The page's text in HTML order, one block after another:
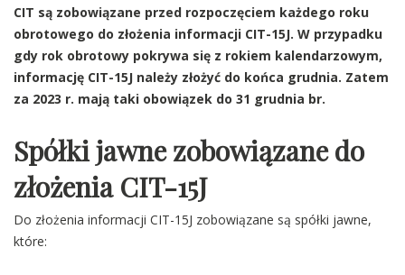
CIT są zobowiązane przed rozpoczęciem każdego roku
obrotowego do złożenia informacji CIT-15J. W przypadku
gdy rok obrotowy pokrywa się z rokiem kalendarzowym,
informację CIT-15J należy złożyć do końca grudnia. Zatem
za 2023 r. mają taki obowiązek do 31 grudnia br.
Spółki jawne zobowiązane do
złożenia CIT-15J
Do złożenia informacji CIT-15J zobowiązane są spółki jawne,
które: